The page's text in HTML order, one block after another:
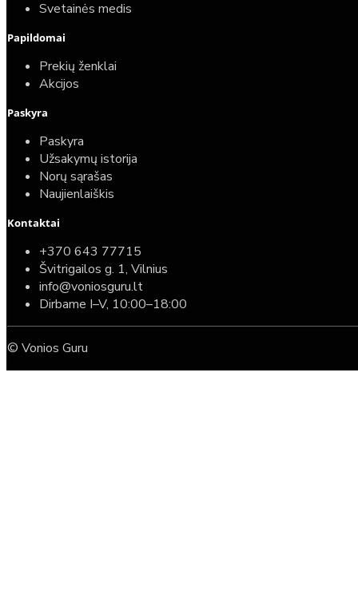
Svetainės medis
Papildomai
Prekių ženklai
Akcijos
Paskyra
Paskyra
Užsakymų istorija
Norų sąrašas
Naujienlaiškis
Kontaktai
+370 643 77715
Švitrigailos g. 1, Vilnius
info@voniosguru.lt
Dirbame I–V, 10:00–18:00
© Vonios Guru